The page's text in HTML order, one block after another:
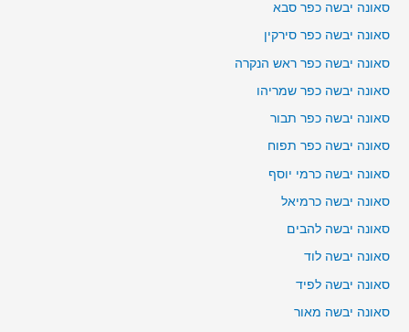
סאונה יבשה כפר סבא
סאונה יבשה כפר סירקין
סאונה יבשה כפר ראש הנקרה
סאונה יבשה כפר שמריהו
סאונה יבשה כפר תבור
סאונה יבשה כפר תפוח
סאונה יבשה כרמי יוסף
סאונה יבשה כרמיאל
סאונה יבשה להבים
סאונה יבשה לוד
סאונה יבשה לפיד
סאונה יבשה מאור